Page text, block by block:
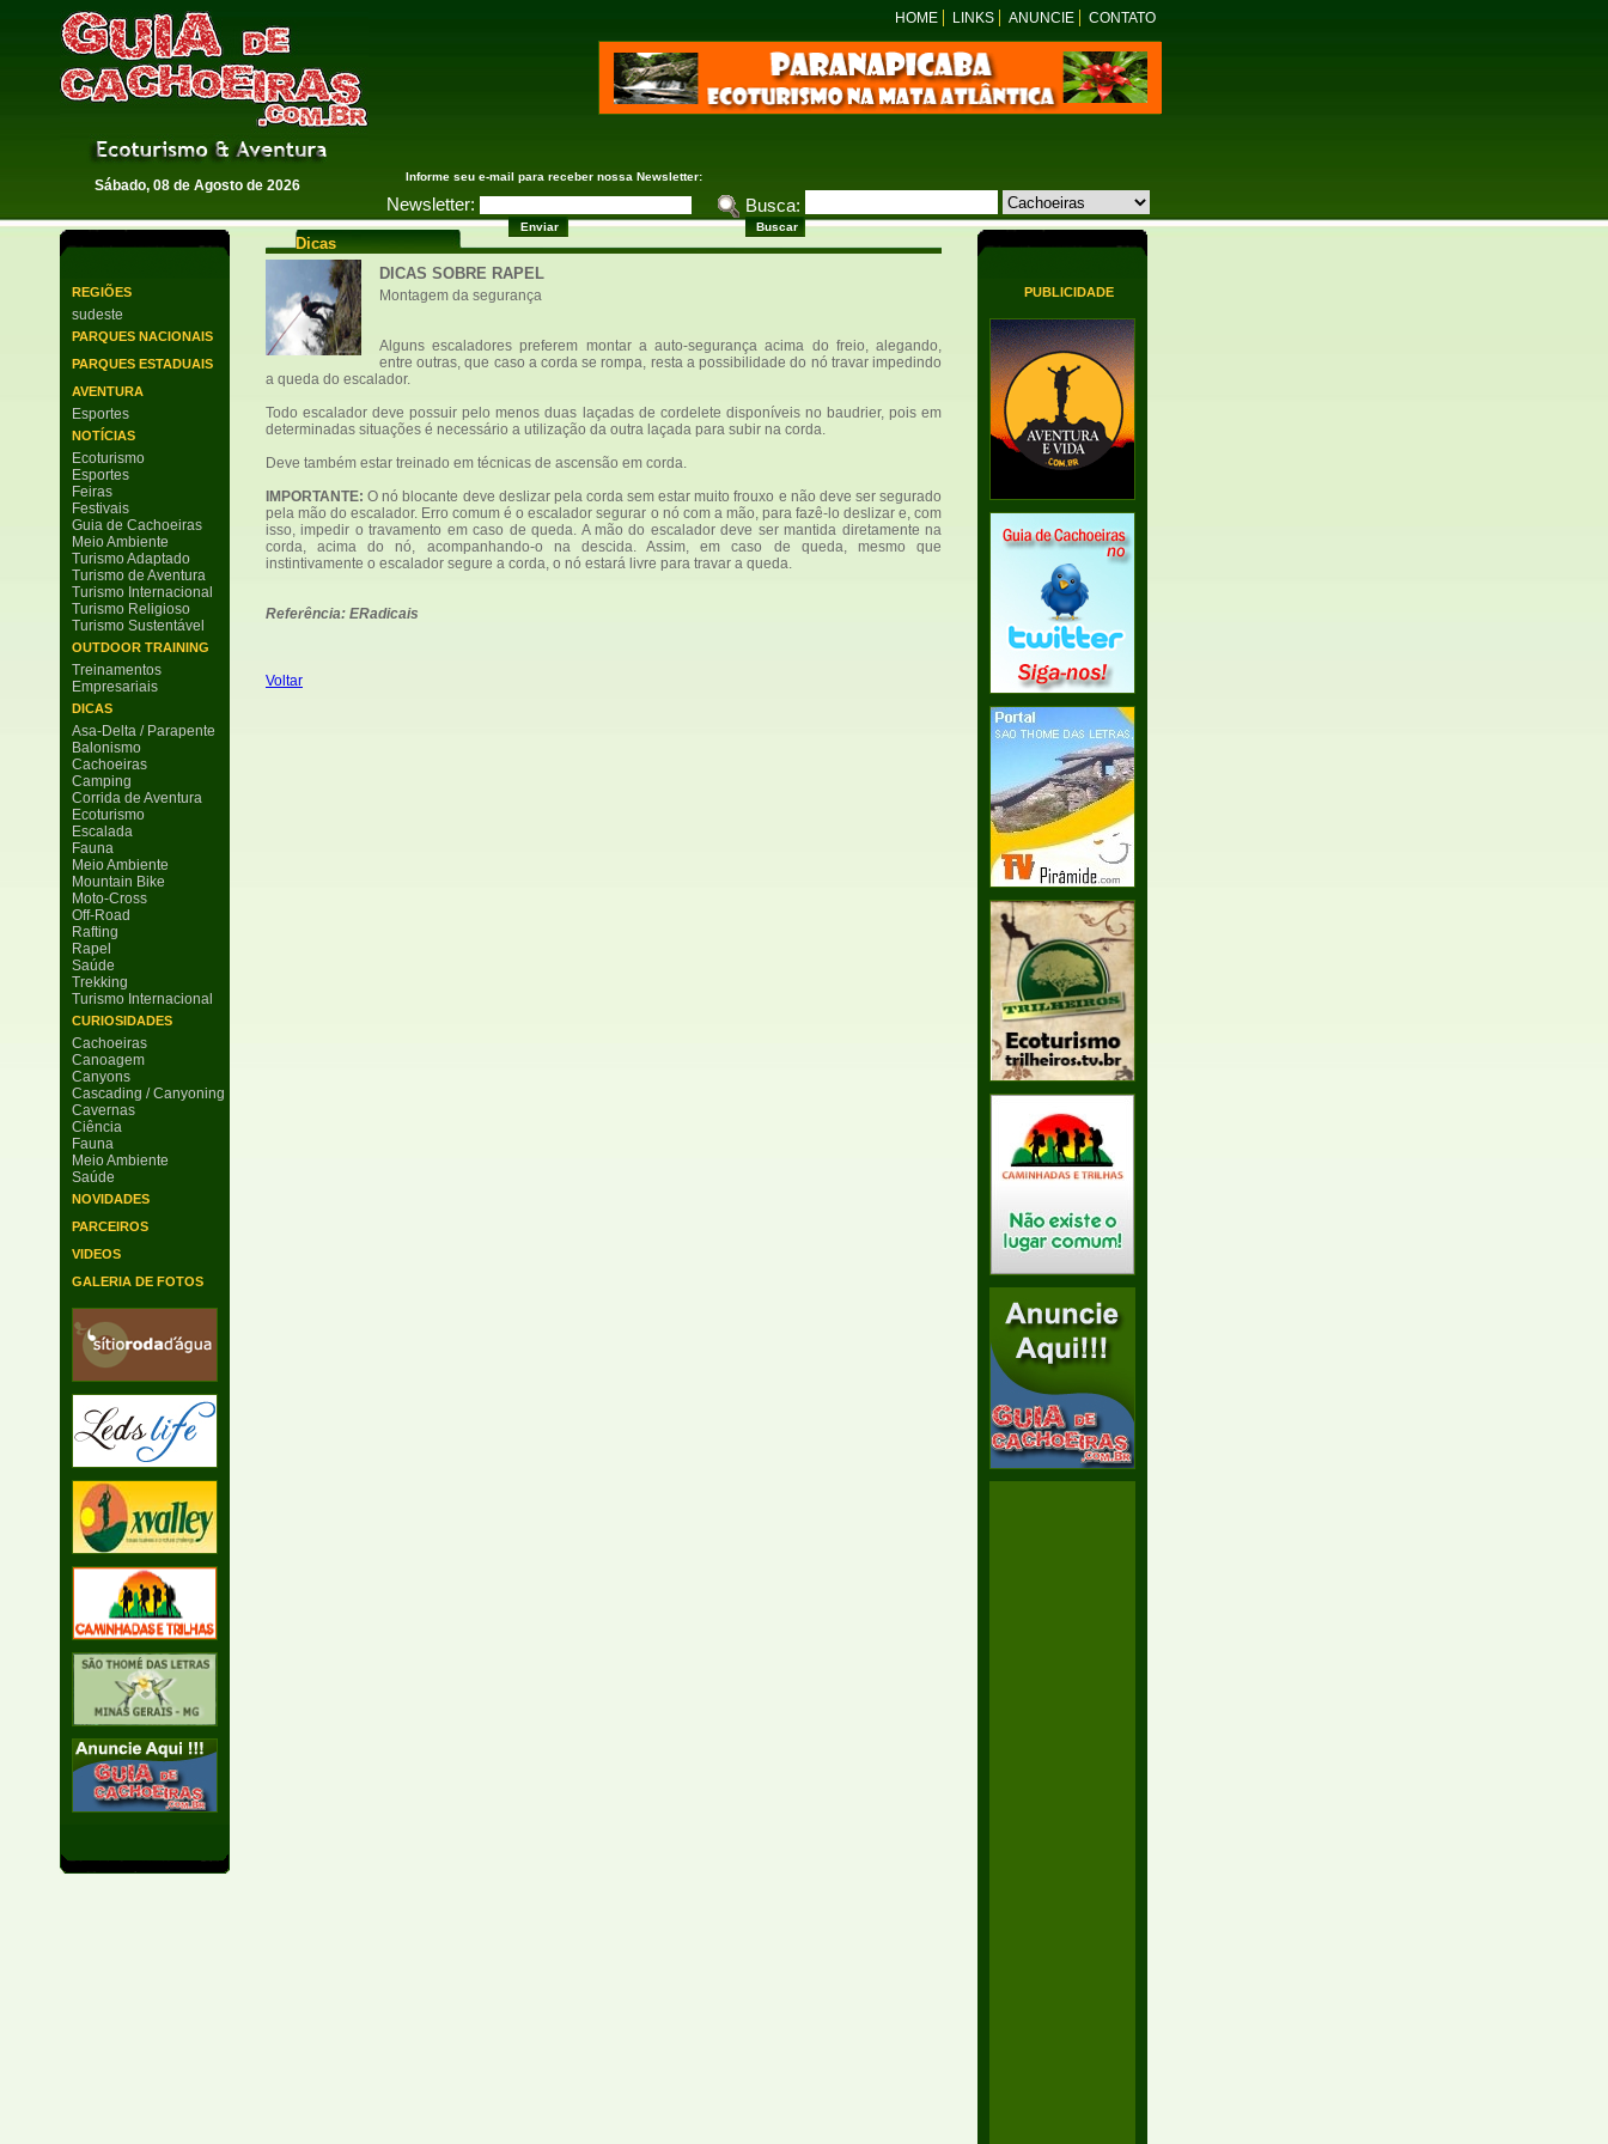
Guia de Cachoeiras HOME LINKS ANUNCIE CONTATO
Sábado, 08 de Agosto de 2026
Busca:
Informe seu e-mail para receber nossa Newsletter:
Newsletter:
REGIÕES
sudeste
PARQUES NACIONAIS
PARQUES ESTADUAIS
AVENTURA
Esportes
NOTÍCIAS
Ecoturismo
Esportes
Feiras
Festivais
Guia de Cachoeiras
Meio Ambiente
Turismo Adaptado
Turismo de Aventura
Turismo Internacional
Turismo Religioso
Turismo Sustentável
OUTDOOR TRAINING
Treinamentos
Empresariais
DICAS
Asa-Delta / Parapente
Balonismo
Cachoeiras
Camping
Corrida de Aventura
Ecoturismo
Escalada
Fauna
Meio Ambiente
Mountain Bike
Moto-Cross
Off-Road
Rafting
Rapel
Saúde
Trekking
Turismo Internacional
CURIOSIDADES
Cachoeiras
Canoagem
Canyons
Cascading / Canyoning
Cavernas
Ciência
Fauna
Meio Ambiente
Saúde
NOVIDADES
PARCEIROS
VIDEOS
GALERIA DE FOTOS
Dicas
DICAS SOBRE RAPEL
Montagem da segurança
Alguns escaladores preferem montar a auto-segurança acima do freio, alegando,
entre outras, que caso a corda se rompa, resta a possibilidade do nó travar impedindo
a queda do escalador.
Todo escalador deve possuir pelo menos duas laçadas de cordelete disponíveis no baudrier, pois em
determinadas situações é necessário a utilização da outra laçada para subir na corda.
Deve também estar treinado em técnicas de ascensão em corda.
IMPORTANTE: O nó blocante deve deslizar pela corda sem estar muito frouxo e não deve ser segurado
pela mão do escalador. Erro comum é o escalador segurar o nó com a mão, para fazê-lo deslizar e, com
isso, impedir o travamento em caso de queda. A mão do escalador deve ser mantida diretamente na
corda, acima do nó, acompanhando-o na descida. Assim, em caso de queda, mesmo que
instintivamente o escalador segure a corda, o nó estará livre para travar a queda.
Referência: ERadicais
Voltar
PUBLICIDADE